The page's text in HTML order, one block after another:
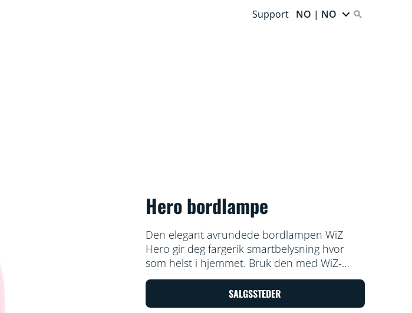
Support NO | NO
Hero bordlampe
Den elegant avrundede bordlampen WiZ
Hero gir deg fargerik smartbelysning hvor
som helst i hjemmet. Bruk den med WiZ-
appen eller stemmen for å dempe lyset eller
gjøre det skarpere, eller bruk
forhåndsinnstilte lysmoduser på Wi-Fi-
SALGSSTEDER